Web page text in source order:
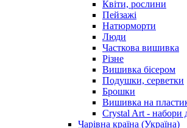
Квіти, рослини
Пейзажі
Натюрморти
Люди
Часткова вишивка
Різне
Вишивка бісером
Подушки, серветки
Брошки
Вишивка на
Crystal Art - набори
Чарівна країна (Україна)